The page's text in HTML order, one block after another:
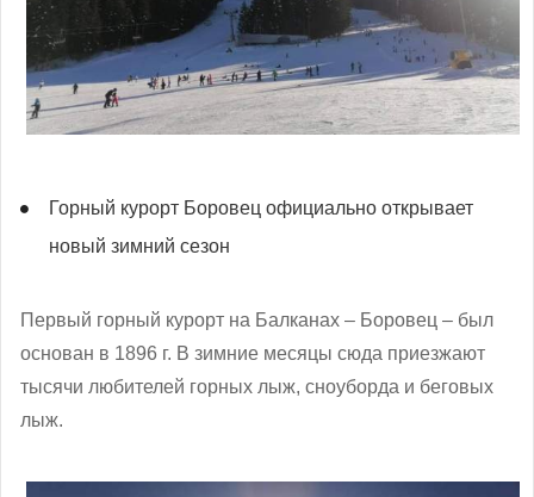
Горный курорт Боровец официально открывает
новый зимний сезон
Первый горный курорт на Балканах – Боровец – был
основан в 1896 г. В зимние месяцы сюда приезжают
тысячи любителей горных лыж, сноуборда и беговых
лыж.